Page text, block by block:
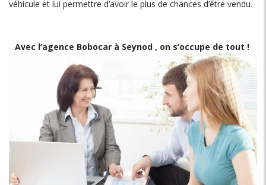
véhicule et lui permettre d’avoir le plus de chances d’être vendu.
Avec l’agence Bobocar à Seynod , on s’occupe de tout !